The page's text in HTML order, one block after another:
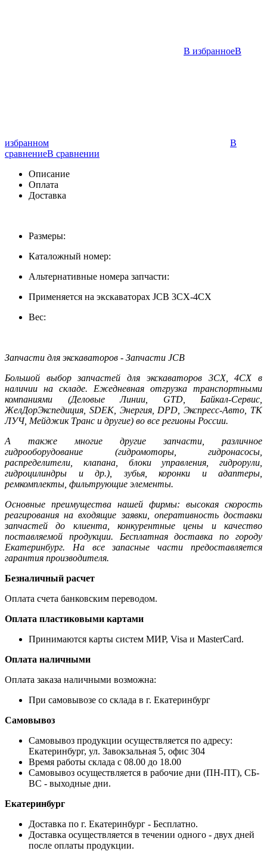
В избранноеВ
избранном
В
сравнениеВ сравнении
Описание
Оплата
Доставка
Размеры:
Каталожный номер:
Альтернативные номера запчасти:
Применяется на экскаваторах JCB 3CX-4CX
Вес:
Запчасти для экскаваторов - Запчасти JCB
Большой выбор запчастей для экскаваторов 3CX, 4CX в
наличии на складе. Ежедневная отгрузка транспортными
компаниями (Деловые Линии, GTD, Байкал-Сервис,
ЖелДорЭкспедиция, SDEK, Энергия, DPD, Экспресс-Авто, ТК
ЛУЧ, Мейджик Транс и другие) во все регионы России.
А также многие другие запчасти, различное
гидрооборудование (гидромоторы, гидронасосы,
распределители, клапана, блоки управления, гидрорули,
гидроцилиндры и др.), зубья, коронки и адаптеры,
ремкомплекты, фильтрующие элементы.
Основные преимущества нашей фирмы: высокая скорость
реагирования на входящие заявки, оперативность доставки
запчастей до клиента, конкурентные цены и качество
поставляемой продукции. Бесплатная доставка по городу
Екатеринбург. На все запасные части предоставляется
гарантия производителя.
Безналичный расчет
Оплата счета банковским переводом.
Оплата пластиковыми картами
Принимаются карты систем МИР, Visa и MasterCard.
Оплата наличными
Оплата заказа наличными возможна:
При самовывозе со склада в г. Екатеринбург
Самовывоз
Самовывоз продукции осуществляется по адресу:
Екатеринбург, ул. Завокзальная 5, офис 304
Время работы склада с 08.00 до 18.00
Самовывоз осуществляется в рабочие дни (ПН-ПТ), СБ-
ВС - выходные дни.
Екатеринбург
Доставка по г. Екатеринбург - Бесплатно.
Доставка осуществляется в течении одного - двух дней
после оплаты продукции.